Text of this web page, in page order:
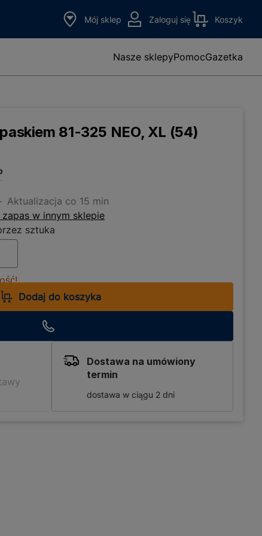
Mój sklep Zaloguj się Koszyk
Nasze sklepyPomocGazetka
81-325 NEO, XL (54)
Aktualizacja co 15 min
w innym sklepie
sztuka
Dodaj do koszyka
Dostawa na umówiony
termin
dostawa w ciągu 2 dni